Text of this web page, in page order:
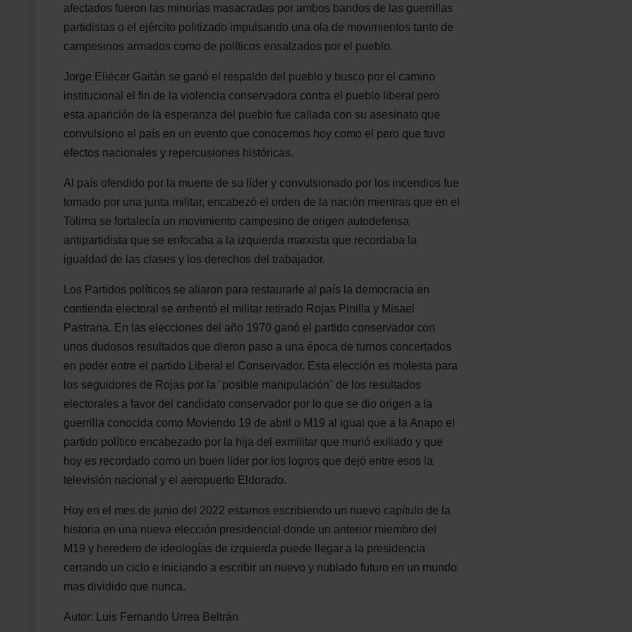
afectados fueron las minorías masacradas por ambos bandos de las guerrillas
partidistas o el ejército politizado impulsando una ola de movimientos tanto de
campesinos armados como de políticos ensalzados por el pueblo.
Jorge Eliécer Gaitán se ganó el respaldo del pueblo y busco por el camino
institucional el fin de la violencia conservadora contra el pueblo liberal pero
esta aparición de la esperanza del pueblo fue callada con su asesinato que
convulsiono el país en un evento que conocemos hoy como el pero que tuvo
efectos nacionales y repercusiones históricas.
Al país ofendido por la muerte de su líder y convulsionado por los incendios fue
tomado por una junta militar, encabezó el orden de la nación mientras que en el
Tolima se fortalecía un movimiento campesino de origen autodefensa
antipartidista que se enfocaba a la izquierda marxista que recordaba la
igualdad de las clases y los derechos del trabajador.
Los Partidos políticos se aliaron para restaurarle al país la democracia en
contienda electoral se enfrentó el militar retirado Rojas Pinilla y Misael
Pastrana. En las elecciones del año 1970 ganó el partido conservador con
unos dudosos resultados que dieron paso a una época de turnos concertados
en poder entre el partido Liberal el Conservador. Esta elección es molesta para
los seguidores de Rojas por la ¨posible manipulación¨ de los resultados
electorales a favor del candidato conservador por lo que se dio origen a la
guerrilla conocida como Moviendo 19 de abril o M19 al igual que a la Anapo el
partido político encabezado por la hija del exmilitar que murió exiliado y que
hoy es recordado como un buen líder por los logros que dejó entre esos la
televisión nacional y el aeropuerto Eldorado.
Hoy en el mes de junio del 2022 estamos escribiendo un nuevo capítulo de la
historia en una nueva elección presidencial donde un anterior miembro del
M19 y heredero de ideologías de izquierda puede llegar a la presidencia
cerrando un ciclo e iniciando a escribir un nuevo y nublado futuro en un mundo
mas dividido que nunca.
Autor: Luis Fernando Urrea Beltrán